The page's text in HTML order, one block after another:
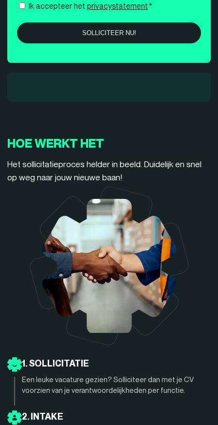
Instemming
Ik accepteer het privacystatement*
HOE WERKT HET
Het sollicitatieproces helder in beeld. Duidelijk en snel
op weg naar jouw nieuwe baan!
1. SOLLICITATIE
Een leuke vacature gezien? Solliciteer dan met je CV
voorzien van je verantwoordelijkheden per functie.
2. INTAKE